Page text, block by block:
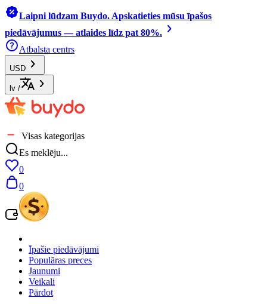
Laipni lūdzam Buydo. Apskatieties mūsu īpašos
piedāvājumus — atlaides līdz pat 80%.
Atbalsta centrs
USD
lv /
Visas kategorijas
Es meklēju...
0
0
Īpašie piedāvājumi
Populāras preces
Jaunumi
Veikali
Pārdot